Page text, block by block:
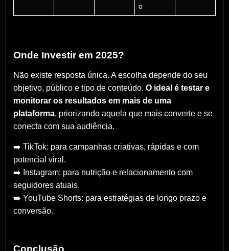
o
Onde Investir em 2025?
Não existe resposta única. A escolha depende do seu
objetivo, público e tipo de conteúdo. O ideal é testar e
monitorar os resultados em mais de uma
plataforma, priorizando aquela que mais converte e se
conecta com sua audiência.
➡️ TikTok: para campanhas criativas, rápidas e com
potencial viral.
➡️ Instagram: para nutrição e relacionamento com
seguidores atuais.
➡️ YouTube Shorts: para estratégias de longo prazo e
conversão.
Conclusão